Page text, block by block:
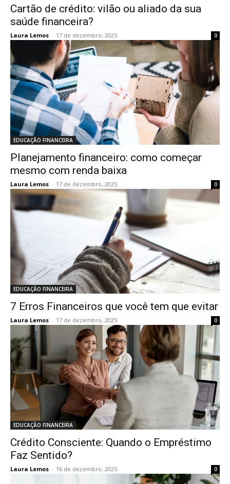
Cartão de crédito: vilão ou aliado da sua
saúde financeira?
Laura Lemos - 17 de dezembro, 2025 0
EDUCAÇÃO FINANCEIRA
Planejamento financeiro: como começar
mesmo com renda baixa
Laura Lemos - 17 de dezembro, 2025 0
EDUCAÇÃO FINANCEIRA
7 Erros Financeiros que você tem que evitar
Laura Lemos - 17 de dezembro, 2025 0
EDUCAÇÃO FINANCEIRA
Crédito Consciente: Quando o Empréstimo
Faz Sentido?
Laura Lemos - 16 de dezembro, 2025 0